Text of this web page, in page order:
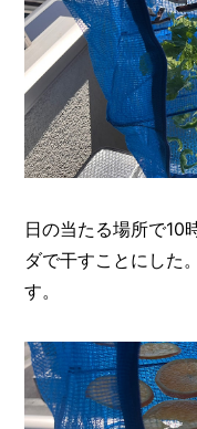
日の当たる場所で10
ダで干すことにした
す。